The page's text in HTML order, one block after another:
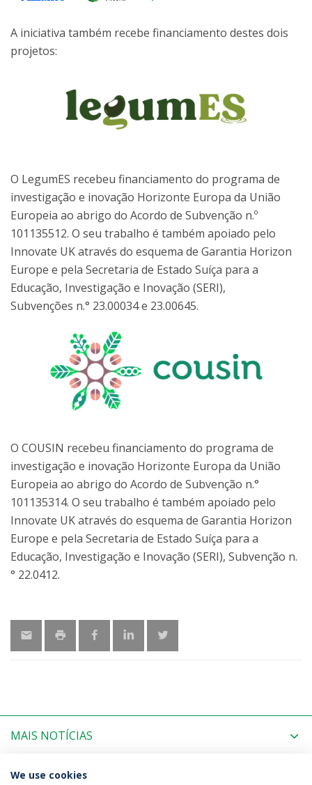
A iniciativa também recebe financiamento destes dois
projetos:
O LegumES recebeu financiamento do programa de
investigação e inovação Horizonte Europa da União
Europeia ao abrigo do Acordo de Subvenção n.º
101135512. O seu trabalho é também apoiado pelo
Innovate UK através do esquema de Garantia Horizon
Europe e pela Secretaria de Estado Suíça para a
Educação, Investigação e Inovação (SERI),
Subvenções n.° 23.00034 e 23.00645.
O COUSIN recebeu financiamento do programa de
investigação e inovação Horizonte Europa da União
Europeia ao abrigo do Acordo de Subvenção n.°
101135314. O seu trabalho é também apoiado pelo
Innovate UK através do esquema de Garantia Horizon
Europe e pela Secretaria de Estado Suíça para a
Educação, Investigação e Inovação (SERI), Subvenção n.
° 22.0412.
MAIS NOTÍCIAS
PRÓXIMOS EVENTOS
We use cookies